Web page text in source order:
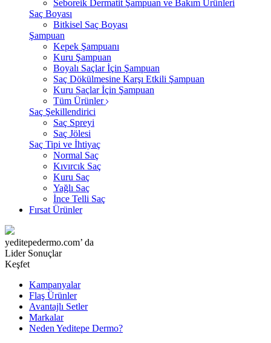
Seboreik Dermatit Şampuan ve Bakım Ürünleri
Saç Boyası
Bitkisel Saç Boyası
Şampuan
Kepek Şampuanı
Kuru Şampuan
Boyalı Saçlar İçin Şampuan
Saç Dökülmesine Karşı Etkili Şampuan
Kuru Saçlar İçin Şampuan
Tüm Ürünler
Saç Şekillendirici
Saç Spreyi
Saç Jölesi
Saç Tipi ve İhtiyaç
Normal Saç
Kıvırcık Saç
Kuru Saç
Yağlı Saç
İnce Telli Saç
Fırsat Ürünler
yeditepedermo.com’ da
Lider Sonuçlar
Keşfet
Kampanyalar
Flaş Ürünler
Avantajlı Setler
Markalar
Neden Yeditepe Dermo?